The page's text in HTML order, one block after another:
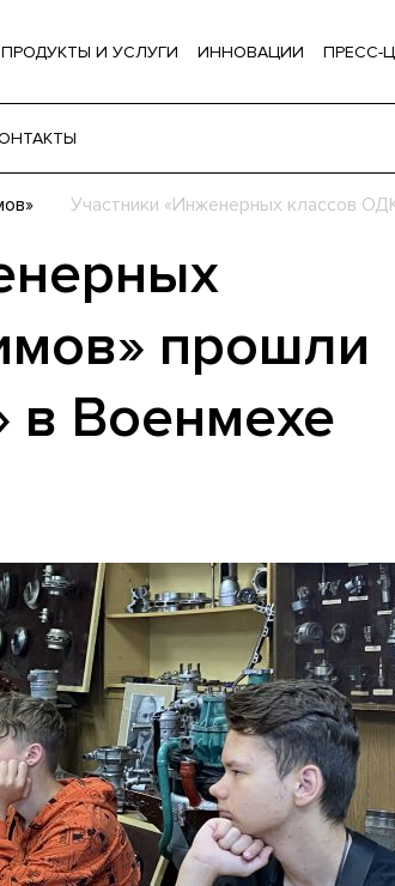
ПРОДУКТЫ И УСЛУГИ ИННОВАЦИИ ПРЕСС-
Участники «Инженерных классов
прошли
Военмехе